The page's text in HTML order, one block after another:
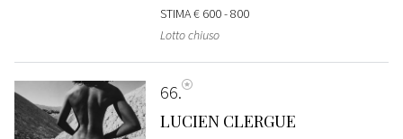
STIMA€ 600 - 800
Lotto chiuso
66
LUCIEN CLERGUE